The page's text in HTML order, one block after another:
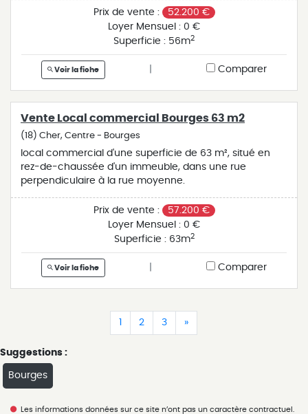
Prix de vente :
52.200 €
Loyer Mensuel : 0 €
Superficie : 56m2
Voir la fiche Comparer
Vente Local commercial Bourges 63 m2
(18) Cher, Centre - Bourges
local commercial d'une superficie de 63 m², situé en
rez-de-chaussée d'un immeuble, dans une rue
perpendiculaire à la rue moyenne.
Prix de vente :
57.200 €
Loyer Mensuel : 0 €
Superficie : 63m2
Voir la fiche Comparer
1(current)
2 (current)
3(current)
»(current)
Suggestions :
Bourges
Les informations données sur ce site n’ont pas un caractère contractuel.